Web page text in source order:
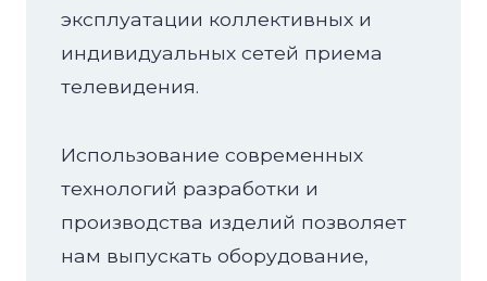
эксплуатации коллективных и
индивидуальных сетей приема
телевидения.
Использование современных
технологий разработки и
производства изделий позволяет
нам выпускать оборудование,